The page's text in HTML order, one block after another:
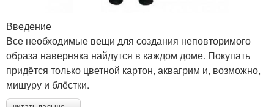
Введение
Все необходимые вещи для создания неповторимого
образа наверняка найдутся в каждом доме. Покупать
придётся только цветной картон, аквагрим и, возможно,
мишуру и блёстки.